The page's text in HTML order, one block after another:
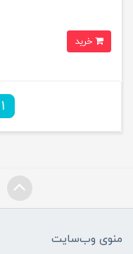
1
منوی وب‌سایت